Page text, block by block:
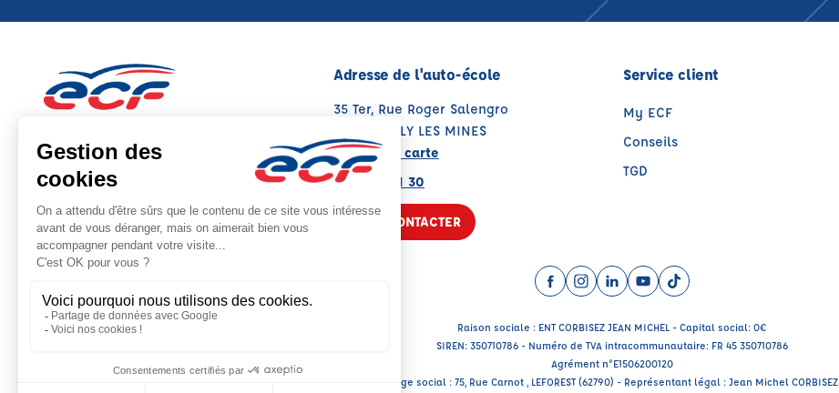
Adresse de l'auto-école
35 Ter, Rue Roger Salengro
62160 BULLY LES MINES
Voir sur la carte
03 21 44 11 30
NOUS CONTACTER
Service client
My ECF
Conseils
TGD
Facebook (nouvelle fenêtre)
Instagram (nouvelle fenêtre)
LinkedIn (nouvelle fenêtre)
YouTube (nouvelle fenêtre)
TikTok (nouvelle fenêtre)
Raison sociale : ENT CORBISEZ JEAN MICHEL - Capital social: 0€
SIREN: 350710786 - Numéro de TVA intracommunautaire: FR 45 350710786
Agrément n°E1506200120
Siège social : 75, Rue Carnot , LEFOREST (62790) - Représentant légal : Jean Michel CORBISEZ